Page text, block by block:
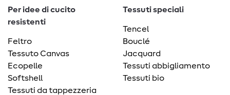
Per idee di cucito
resistenti
Feltro
Tessuto Canvas
Ecopelle
Softshell
Tessuti da tappezzeria
Tessuti speciali
Tencel
Bouclé
Jacquard
Tessuti abbigliamento
Tessuti bio